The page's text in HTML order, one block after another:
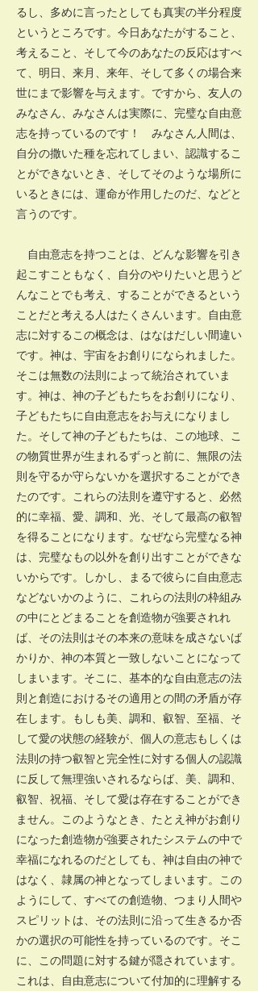
るし、多めに言ったとしても真実の半分程度
というところです。今日あなたがすること、
考えること、そして今のあなたの反応はすべ
て、明日、来月、来年、そして多くの場合来
世にまで影響を与えます。ですから、友人の
みなさん、みなさんは実際に、完璧な自由意
志を持っているのです！ みなさん人間は、
自分の撒いた種を忘れてしまい、認識するこ
とができないとき、そしてそのような場所に
いるときには、運命が作用したのだ、などと
言うのです。
自由意志を持つことは、どんな影響を引き
起こすこともなく、自分のやりたいと思うど
んなことでも考え、することができるという
ことだと考える人はたくさんいます。自由意
志に対するこの概念は、はなはだしい間違い
です。神は、宇宙をお創りになられました。
そこは無数の法則によって統治されていま
す。神は、神の子どもたちをお創りになり、
子どもたちに自由意志をお与えになりまし
た。そして神の子どもたちは、この地球、こ
の物質世界が生まれるずっと前に、無限の法
則を守るか守らないかを選択することができ
たのです。これらの法則を遵守すると、必然
的に幸福、愛、調和、光、そして最高の叡智
を得ることになります。なぜなら完璧なる神
は、完璧なもの以外を創り出すことができな
いからです。しかし、まるで彼らに自由意志
などないかのように、これらの法則の枠組み
の中にとどまることを創造物が強要されれ
ば、その法則はその本来の意味を成さないば
かりか、神の本質と一致しないことになって
しまいます。そこに、基本的な自由意志の法
則と創造におけるその適用との間の矛盾が存
在します。もしも美、調和、叡智、至福、そ
して愛の状態の経験が、個人の意志もしくは
法則の持つ叡智と完全性に対する個人の認識
に反して無理強いされるならば、美、調和、
叡智、祝福、そして愛は存在することができ
ません。このようなとき、たとえ神がお創り
になった創造物が強要されたシステムの中で
幸福になれるのだとしても、神は自由の神で
はなく、隷属の神となってしまいます。この
ようにして、すべての創造物、つまり人間や
スピリットは、その法則に沿って生きるか否
かの選択の可能性を持っているのです。そこ
に、この問題に対する鍵が隠されています。
これは、自由意志について付加的に理解する